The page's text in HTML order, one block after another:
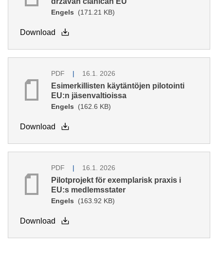
Engels (171.21 KB)
Download
PDF 16.1. 2026
Esimerkillisten käytäntöjen pilotointi
EU:n jäsenvaltioissa
Engels (162.6 KB)
Download
PDF 16.1. 2026
Pilotprojekt för exemplarisk praxis i
EU:s medlemsstater
Engels (163.92 KB)
Download